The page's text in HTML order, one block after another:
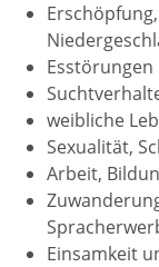
weibliche
Sexualität,
Arbeit,
Einsamkeit